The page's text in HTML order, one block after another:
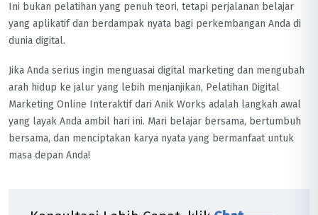
Ini bukan pelatihan yang penuh teori, tetapi perjalanan belajar
yang aplikatif dan berdampak nyata bagi perkembangan Anda di
dunia digital.
Jika Anda serius ingin menguasai digital marketing dan mengubah
arah hidup ke jalur yang lebih menjanjikan, Pelatihan Digital
Marketing Online Interaktif dari Anik Works adalah langkah awal
yang layak Anda ambil hari ini. Mari belajar bersama, bertumbuh
bersama, dan menciptakan karya nyata yang bermanfaat untuk
masa depan Anda!